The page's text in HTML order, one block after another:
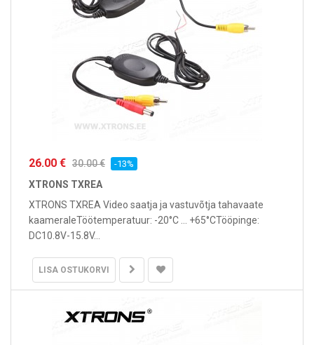
26.00 € 30.00 € -13%
XTRONS TXREA
XTRONS TXREA Video saatja ja vastuvõtja tahavaate
kaameraleTöötemperatuur: -20°C ... +65°CTööpinge:
DC10.8V-15.8V...
LISA OSTUKORVI